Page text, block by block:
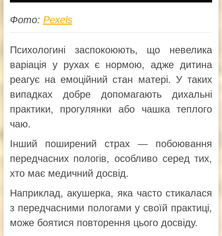
Фото: Pexels
Психологині заспокоюють, що невелика
варіація у рухах є нормою, адже дитина
реагує на емоційний стан матері. У таких
випадках добре допомагають дихальні
практики, прогулянки або чашка теплого
чаю.
Інший поширений страх — побоювання
передчасних пологів, особливо серед тих,
хто має медичний досвід.
Наприклад, акушерка, яка часто стикалася
з передчасними пологами у своїй практиці,
може боятися повторення цього досвіду.